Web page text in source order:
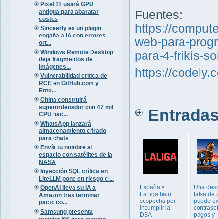
Pixel 11 usará GPU
antigua para abaratar
costos
Sinceerly es un plugin
engaña a IA con errores
ort...
Windows Remote Desktop
deja fragmentos de
imágenes...
Vulnerabilidad crítica de
RCE en GitHub.com y
Ente...
China construirá
superordenador con 47 mil
CPU nac...
WhatsApp lanzará
almacenamiento cifrado
para chats
Envía tu nombre al
espacio con satélites de la
NASA
Inyección SQL crítica en
LiteLLM pone en riesgo cl...
OpenAI lleva su IA a
Amazon tras terminar
pacto co...
Samsung presenta
Fuentes:
https://
web-para-
para-4-frikis-
https://
Entradas
España y
LaLiga bajo
sospecha por
incumplir la
DSA
Una
falsa de
puede
pagos y